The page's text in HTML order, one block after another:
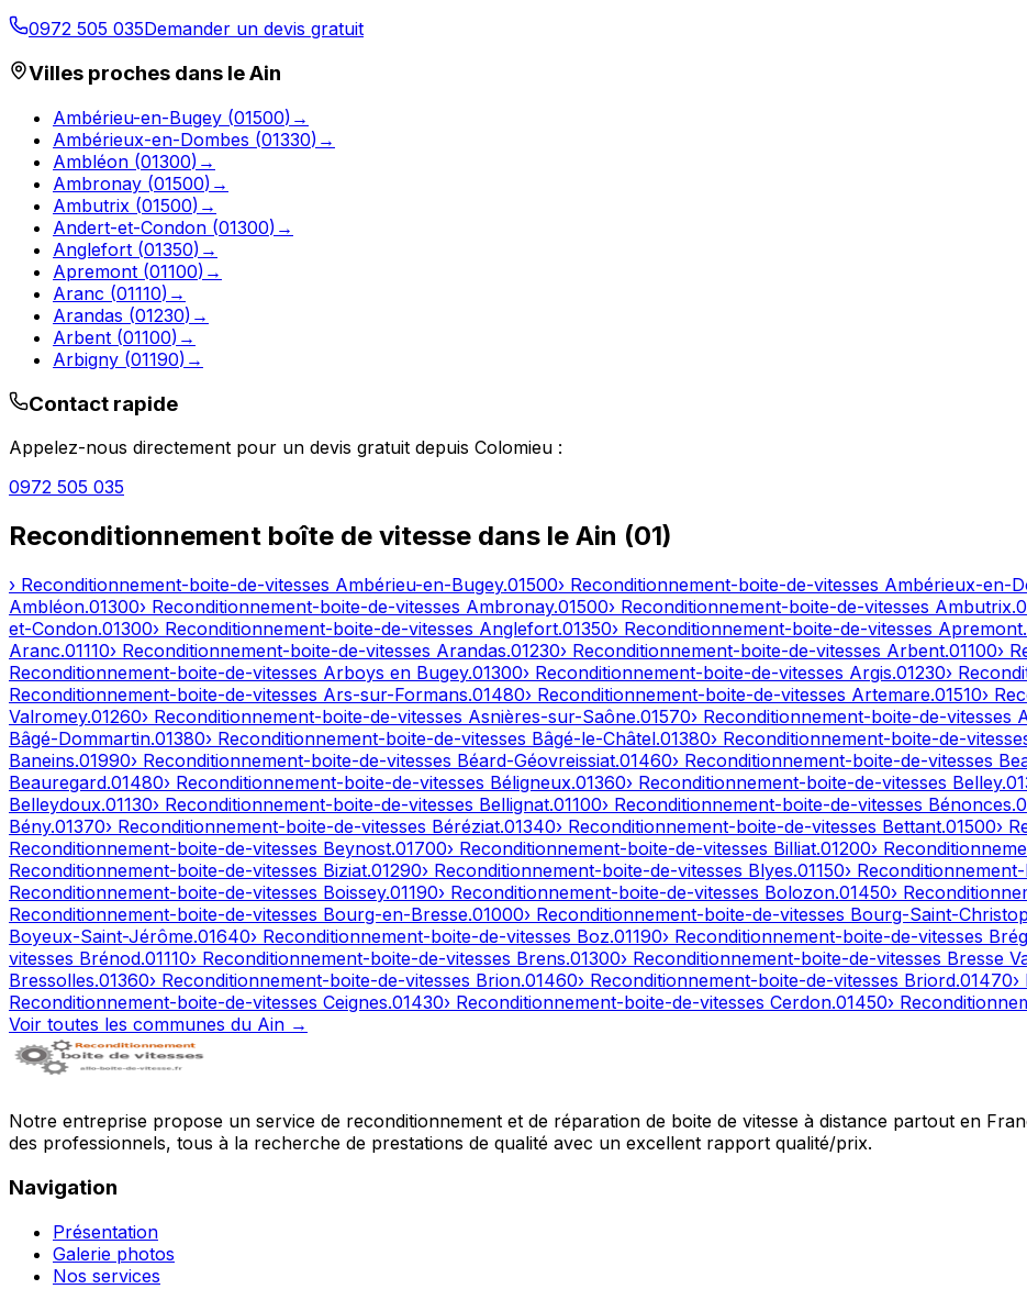
0972 505 035Demander un devis gratuit
Villes proches dans leAin
Ambérieu-en-Bugey (01500) →
Ambérieux-en-Dombes (01330) →
Ambléon (01300) →
Ambronay (01500) →
Ambutrix (01500) →
Andert-et-Condon (01300) →
Anglefort (01350) →
Apremont (01100) →
Aranc (01110) →
Arandas (01230) →
Arbent (01100) →
Arbigny (01190) →
Contact rapide
Appelez-nous directement pour un devis gratuit depuis Colomieu :
0972 505 035
Reconditionnement boîte de vitesse dans le Ain (01)
› Reconditionnement-boite-de-vitesses Ambérieu-en-Bugey.01500› Reconditionnement-boite-de-vitesses Ambérieux-en-
Ambléon.01300› Reconditionnement-boite-de-vitesses Ambronay.01500› Reconditionnement-boite-de-vitesses Ambutrix.
et-Condon.01300› Reconditionnement-boite-de-vitesses Anglefort.01350› Reconditionnement-boite-de-vitesses Apremont.
Aranc.01110› Reconditionnement-boite-de-vitesses Arandas.01230› Reconditionnement-boite-de-vitesses Arbent.01100›
Reconditionnement-boite-de-vitesses Arboys en Bugey.01300› Reconditionnement-boite-de-vitesses Argis.01230›
Reconditionnement-boite-de-vitesses Ars-sur-Formans.01480› Reconditionnement-boite-de-vitesses Artemare.01510›
Valromey.01260› Reconditionnement-boite-de-vitesses Asnières-sur-Saône.01570› Reconditionnement-boite-de-vitesses
Bâgé-Dommartin.01380› Reconditionnement-boite-de-vitesses Bâgé-le-Châtel.01380› Reconditionnement-boite-de-
Baneins.01990› Reconditionnement-boite-de-vitesses Béard-Géovreissiat.01460› Reconditionnement-boite-de-vitesses
Beauregard.01480› Reconditionnement-boite-de-vitesses Béligneux.01360› Reconditionnement-boite-de-vitesses Belley.
Belleydoux.01130› Reconditionnement-boite-de-vitesses Bellignat.01100› Reconditionnement-boite-de-vitesses Bénonces.
Bény.01370› Reconditionnement-boite-de-vitesses Béréziat.01340› Reconditionnement-boite-de-vitesses Bettant.01500›
Reconditionnement-boite-de-vitesses Beynost.01700› Reconditionnement-boite-de-vitesses Billiat.01200›
Reconditionnement-boite-de-vitesses Biziat.01290› Reconditionnement-boite-de-vitesses Blyes.01150›
Reconditionnement-boite-de-vitesses Boissey.01190› Reconditionnement-boite-de-vitesses Bolozon.01450›
Reconditionnement-boite-de-vitesses Bourg-en-Bresse.01000› Reconditionnement-boite-de-vitesses Bourg-Saint-
Boyeux-Saint-Jérôme.01640› Reconditionnement-boite-de-vitesses Boz.01190› Reconditionnement-boite-de-vitesses
vitesses Brénod.01110› Reconditionnement-boite-de-vitesses Brens.01300› Reconditionnement-boite-de-vitesses Bresse
Bressolles.01360› Reconditionnement-boite-de-vitesses Brion.01460› Reconditionnement-boite-de-vitesses Briord.01470
Reconditionnement-boite-de-vitesses Ceignes.01430› Reconditionnement-boite-de-vitesses Cerdon.01450›
Voir toutes les communes du Ain →
Notre entreprise propose un service de reconditionnement et de réparation de boite de vitesse à distance partout en
des professionnels, tous à la recherche de prestations de qualité avec un excellent rapport qualité/prix.
Navigation
Présentation
Galerie photos
Nos services